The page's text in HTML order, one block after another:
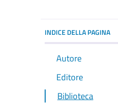
INDICE DELLA PAGINA
Autore
Editore
Biblioteca